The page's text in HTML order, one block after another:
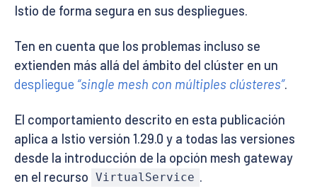
Istio de forma segura en sus despliegues.
Ten en cuenta que los problemas incluso se
extienden más allá del ámbito del clúster en un
despliegue “single mesh con múltiples clústeres”.
El comportamiento descrito en esta publicación
aplica a Istio versión 1.29.0 y a todas las versiones
desde la introducción de la opción mesh gateway
en el recurso VirtualService .